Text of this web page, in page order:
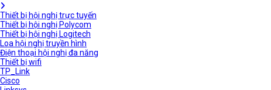
Thiết bị hội nghị trực tuyến
Thiết bị hội nghị Polycom
Thiết bị hội nghị Logitech
Loa hội nghị truyền hình
Điện thoại hội nghị đa năng
Thiết bị wifi
TP_Link
Cisco